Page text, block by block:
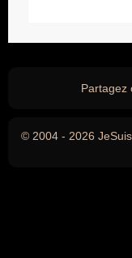
Partagez
© 2004 - 2026